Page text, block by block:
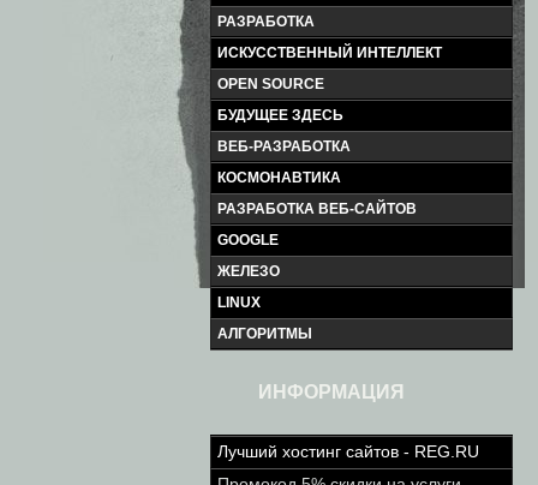
РАЗРАБОТКА
ИСКУССТВЕННЫЙ ИНТЕЛЛЕКТ
OPEN SOURCE
БУДУЩЕЕ ЗДЕСЬ
ВЕБ-РАЗРАБОТКА
КОСМОНАВТИКА
РАЗРАБОТКА ВЕБ-САЙТОВ
GOOGLE
ЖЕЛЕЗО
LINUX
АЛГОРИТМЫ
ИНФОРМАЦИЯ
Лучший хостинг сайтов - REG.RU